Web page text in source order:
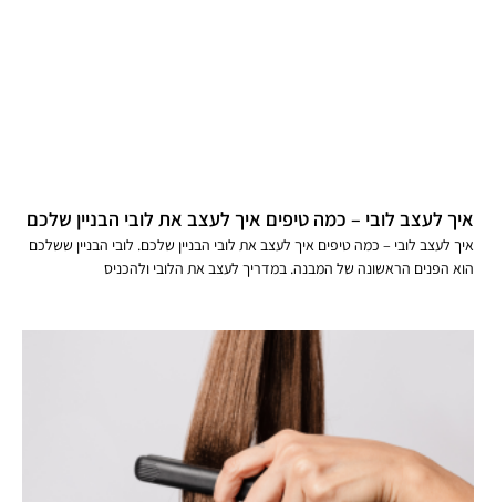
איך לעצב לובי – כמה טיפים איך לעצב את לובי הבניין שלכם
איך לעצב לובי – כמה טיפים איך לעצב את לובי הבניין שלכם. לובי הבניין ששלכם
הוא הפנים הראשונה של המבנה. במדריך לעצב את הלובי ולהכניס